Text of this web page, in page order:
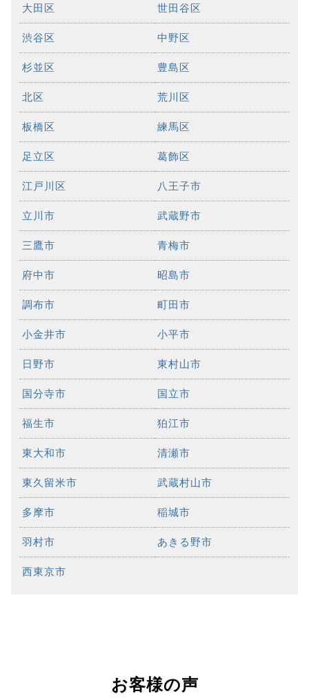
大田区 世田谷区
渋谷区 中野区
杉並区 豊島区
北区 荒川区
板橋区 練馬区
足立区 葛飾区
江戸川区 八王子市
立川市 武蔵野市
三鷹市 青梅市
府中市 昭島市
調布市 町田市
小金井市 小平市
日野市 東村山市
国分寺市 国立市
福生市 狛江市
東大和市 清瀬市
東久留米市 武蔵村山市
多摩市 稲城市
羽村市 あきる野市
西東京市
お客様の声